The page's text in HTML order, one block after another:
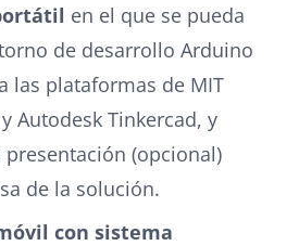
en el que se pueda
de desarrollo Arduino
las plataformas de MIT
Autodesk Tinkercad, y
(opcional)
de la solución.
con sistema